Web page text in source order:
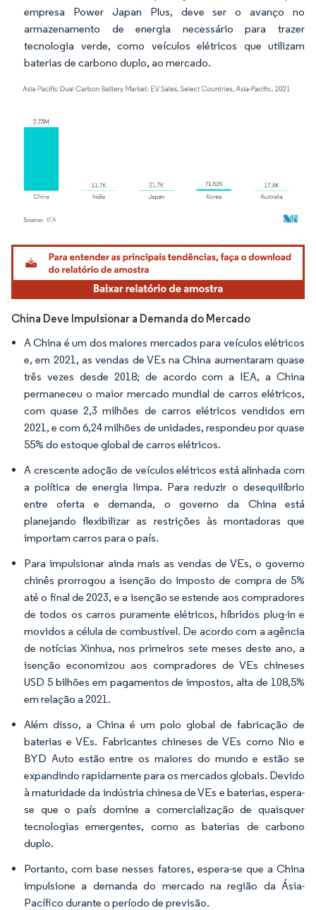
empresa Power Japan Plus, deve ser o avanço no
armazenamento de energia necessário para trazer
tecnologia verde, como veículos elétricos que utilizam
baterias de carbono duplo, ao mercado.
Imagem © Mordor Intelligence. O reuso requer atribuição conforme CC BY 4.0.
China Deve Impulsionar a Demanda do Mercado
A China é um dos maiores mercados para veículos elétricos
e, em 2021, as vendas de VEs na China aumentaram quase
três vezes desde 2018; de acordo com a IEA, a China
permaneceu o maior mercado mundial de carros elétricos,
com quase 2,3 milhões de carros elétricos vendidos em
2021, e com 6,24 milhões de unidades, respondeu por quase
55% do estoque global de carros elétricos.
A crescente adoção de veículos elétricos está alinhada com
a política de energia limpa. Para reduzir o desequilíbrio
entre oferta e demanda, o governo da China está
planejando flexibilizar as restrições às montadoras que
importam carros para o país.
Para impulsionar ainda mais as vendas de VEs, o governo
chinês prorrogou a isenção do imposto de compra de 5%
até o final de 2023, e a isenção se estende aos compradores
de todos os carros puramente elétricos, híbridos plug-in e
movidos a célula de combustível. De acordo com a agência
de notícias Xinhua, nos primeiros sete meses deste ano, a
isenção economizou aos compradores de VEs chineses
USD 5 bilhões em pagamentos de impostos, alta de 108,5%
em relação a 2021.
Além disso, a China é um polo global de fabricação de
baterias e VEs. Fabricantes chineses de VEs como Nio e
BYD Auto estão entre os maiores do mundo e estão se
expandindo rapidamente para os mercados globais. Devido
à maturidade da indústria chinesa de VEs e baterias, espera-
se que o país domine a comercialização de quaisquer
tecnologias emergentes, como as baterias de carbono
duplo.
Portanto, com base nesses fatores, espera-se que a China
impulsione a demanda do mercado na região da Ásia-
Pacífico durante o período de previsão.